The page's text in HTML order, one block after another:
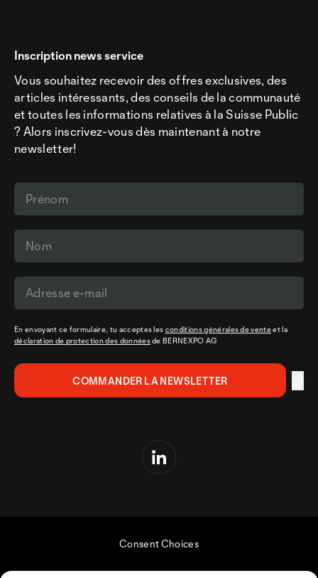
Inscription news service
Vous souhaitez recevoir des offres exclusives, des
articles intéressants, des conseils de la communauté
et toutes les informations relatives à la Suisse Public
? Alors inscrivez-vous dès maintenant à notre
newsletter!
En envoyant ce formulaire, tu acceptes les conditions générales de venteet la
déclaration de protection des donnéesde BERNEXPO AG
Consent Choices